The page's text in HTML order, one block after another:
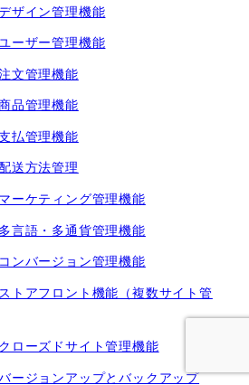
ザイン管理機能
ーザー管理機能
文管理機能
品管理機能
払管理機能
送方法管理
ーケティング管理機能
言語・多通貨管理機能
ンバージョン管理機能
トアフロント機能（複数サイト管
ローズドサイト管理機能
ージョンアップとバックアップ